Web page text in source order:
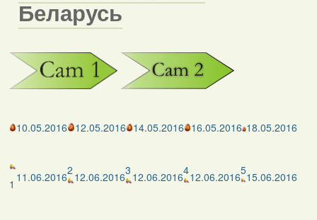
Беларусь
10.05.2016 12.05.2016 14.05.2016 16.05.2016 18.05.2016
1 11.06.20162 12.06.20163 12.06.2016412.06.2016515.06.2016